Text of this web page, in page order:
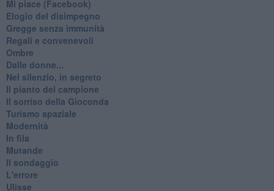
Mi piace (Facebook)
Elogio del disimpegno
Gregge senza immunità
Regali e convenevoli
Ombre
Dalle donne...
Nel silenzio, in segreto
Il pianto del campione
Il sorriso della Gioconda
Turismo spaziale
Modernità
In fila
Mutande
Il sondaggio
L'errore
Ulisse